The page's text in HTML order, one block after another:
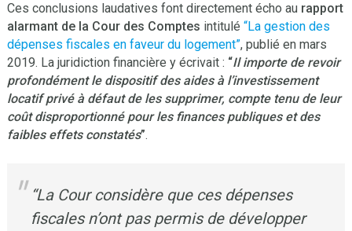
Ces conclusions laudatives font directement écho au rapport
alarmant de la Cour des Comptes intitulé “La gestion des
dépenses fiscales en faveur du logement”, publié en mars
2019. La juridiction financière y écrivait : “Il importe de revoir
profondément le dispositif des aides à l’investissement
locatif privé à défaut de les supprimer, compte tenu de leur
coût disproportionné pour les finances publiques et des
faibles effets constatés”.
“La Cour considère que ces dépenses
fiscales n’ont pas permis de développer